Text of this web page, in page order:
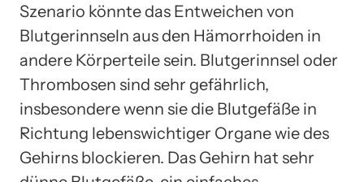
Szenario könnte das Entweichen von
Blutgerinnseln aus den Hämorrhoiden in
andere Körperteile sein. Blutgerinnsel oder
Thrombosen sind sehr gefährlich,
insbesondere wenn sie die Blutgefäße in
Richtung lebenswichtiger Organe wie des
Gehirns blockieren. Das Gehirn hat sehr